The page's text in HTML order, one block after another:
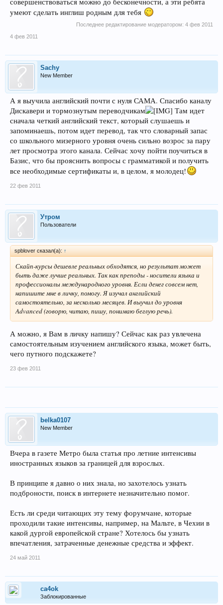
умеют сделать инглиш родным для тебя
Последнее редактирование модератором: 4 фев 2011
4 фев 2011
Sachy
New Member
А я выучила английский почти с нуля САМА. Спасибо каналу
Дискавери и тормознутым переводчикам
Там идет
сначала четкий английский текст, который слушаешь и
запоминаешь, потом идет перевод, так что словарный запас
со школьного мизерного уровня очень сильно возрос за пару
лет просмотра этого канала. Сейчас хочу пойти поучиться в
Базис, что бы прояснить вопросы с грамматикой и получить
все необходимые сертификаты и, в целом, я молодец!
22 фев 2011
Утром
Пользователи
spblover сказал(а): ↑
Скайп-курсы дешевле реальных обходятся, но результат может
быть даже лучше реальных. Так как преподы - носители языка и
профессионалы международного уровня. Если денег совсем нет,
напишите мне в личку, помогу. Я изучал английский
самостоятельно, за несколько месяцев. И выучил до уровня
Advanced (говорю, читаю, пишу, понимаю беглую речь).
А можно, я Вам в личку напишу? Сейчас как раз увлечена
самостоятельным изучением английского языка, может быть,
чего путного подскажете?
23 фев 2011
belka0107
New Member
Вчера в газете Метро была статья про летние интенсивы
иностранных языков за границей для взрослых.
В принципе я давно о них знала, но захотелось узнать
подброности, поиск в интернете незначительно помог.
Есть ли среди читающих эту тему форумчане, которые
проходили такие интенсивы, например, на Мальте, в Чехии в
какой дургой европейской стране? Хотелось бы узнать
впечатления, затраченные денежные средства и эффект.
24 май 2011
ca4ok
Заблокированные